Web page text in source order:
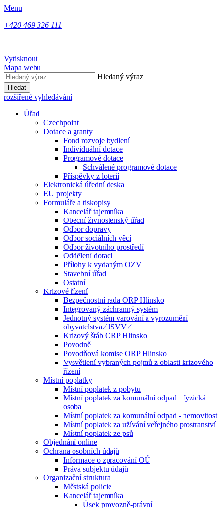
Menu
+420 469 326 111
Vytisknout
Mapa webu
Hledaný výraz
Hledat
rozšířené vyhledávání
Úřad
Czechpoint
Dotace a granty
Fond rozvoje bydlení
Individuální dotace
Programové dotace
Schválené programové dotace
Příspěvky z loterií
Elektronická úřední deska
EU projekty
Formuláře a tiskopisy
Kancelář tajemníka
Obecní živnostenský úřad
Odbor dopravy
Odbor sociálních věcí
Odbor životního prostředí
Oddělení dotací
Přílohy k vydaným OZV
Stavební úřad
Ostatní
Krizové řízení
Bezpečnostní rada ORP Hlinsko
Integrovaný záchranný systém
Jednotný systém varování a vyrozumění
obyvatelstva ⁄ JSVV ⁄
Krizový štáb ORP Hlinsko
Povodně
Povodňová komise ORP Hlinsko
Vysvětlení vybraných pojmů z oblasti krizového
řízení
Místní poplatky
Místní poplatek z pobytu
Místní poplatek za komunální odpad - fyzická
osoba
Místní poplatek za komunální odpad - nemovitost
Místní poplatek za užívání veřejného prostranství
Místní poplatek ze psů
Objednání online
Ochrana osobních údajů
Informace o zpracování OÚ
Práva subjektu údajů
Organizační struktura
Městská policie
Kancelář tajemníka
Úsek provozně-právní